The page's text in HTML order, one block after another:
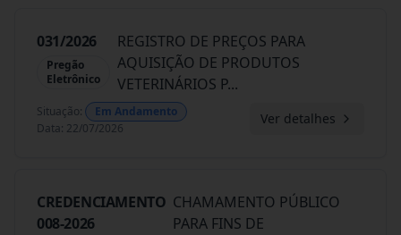
031/2026
Pregão
Eletrônico
REGISTRO DE PREÇOS PARA
AQUISIÇÃO DE PRODUTOS
VETERINÁRIOS P...
Situação:
Em Andamento
Data: 22/07/2026
Ver detalhes
CREDENCIAMENTO
008-2026
CHAMAMENTO PÚBLICO
PARA FINS DE